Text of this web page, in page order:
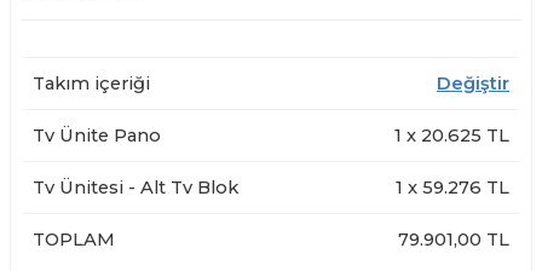
Takım içeriği Değiştir
Tv Ünite Pano 1 x 20.625 TL
Tv Ünitesi - Alt Tv Blok 1 x 59.276 TL
TOPLAM 79.901,00 TL